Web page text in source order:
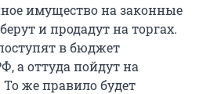
имущество на законные
и продадут на торгах.
в бюджет
а оттуда пойдут на
же правило будет